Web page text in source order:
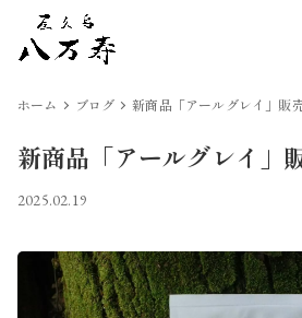
ホーム ブログ 新商品「アールグレイ」販
新商品「アールグレイ」
2025.02.19